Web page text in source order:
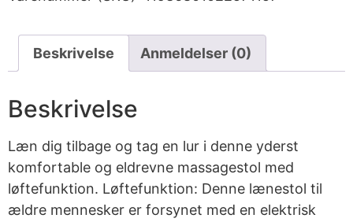
Beskrivelse Anmeldelser (0)
Beskrivelse
Læn dig tilbage og tag en lur i denne yderst
komfortable og eldrevne massagestol med
løftefunktion. Løftefunktion: Denne lænestol til
ældre mennesker er forsynet med en elektrisk